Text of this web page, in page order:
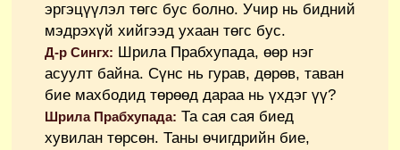
эргэцүүлэл төгс бус болно. Учир нь бидний
мэдрэхүй хийгээд ухаан төгс бус.
Д-р Сингх: Шрила Прабхупада, өөр нэг
асуулт байна. Сүнс нь гурав, дөрөв, таван
бие махбодид төрөөд дараа нь үхдэг үү?
Шрила Прабхупада: Та сая сая биед
хувилан төрсөн. Таны өчигдрийн бие,